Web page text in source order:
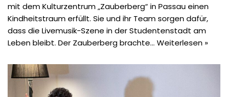
mit dem Kulturzentrum „Zauberberg“ in Passau einen
Kindheitstraum erfüllt. Sie und ihr Team sorgen dafür,
dass die Livemusik-Szene in der Studentenstadt am
Leben bleibt. Der Zauberberg brachte… Weiterlesen »